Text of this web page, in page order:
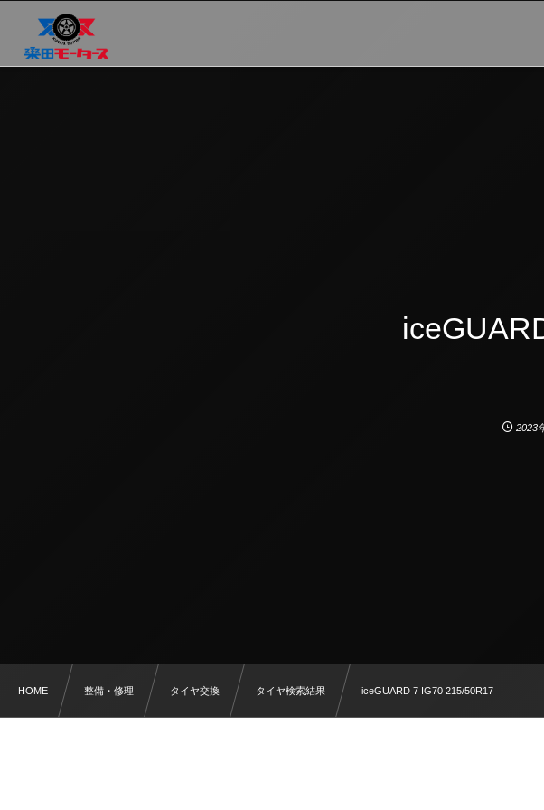
2023
HOME 整備・修理 タイヤ交換 タイヤ検索結果 iceGUARD 7 IG70 215/50R17